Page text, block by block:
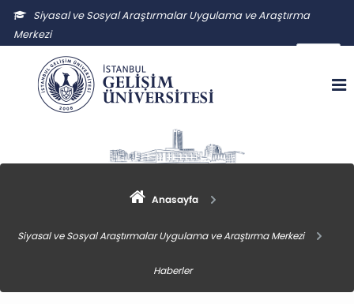
Siyasal ve Sosyal Araştırmalar Uygulama ve Araştırma
Merkezi
ssauam@gelisim.edu.tr
Anasayfa
Siyasal ve Sosyal Araştırmalar Uygulama ve Araştırma Merkezi
Haberler